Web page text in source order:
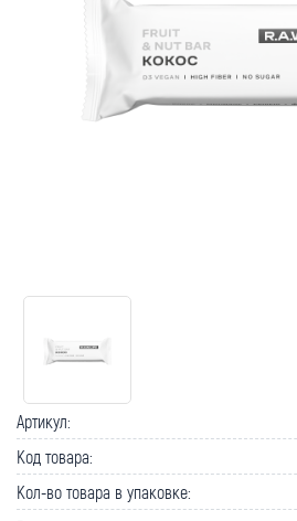
Артикул:
Код товара:
Кол-во товара в упаковке: